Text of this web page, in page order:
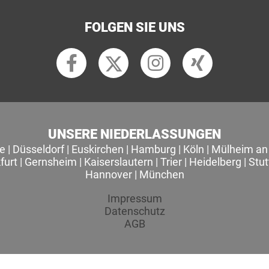
FOLGEN SIE UNS
UNSERE NIEDERLASSUNGEN
| Düsseldorf| Euskirchen | Hamburg | Köln | Mülheim
| Gernsheim | Kaiserslautern | Trier| Heidelberg |
Hannover| München
Impressum
Datenschutz
AGB